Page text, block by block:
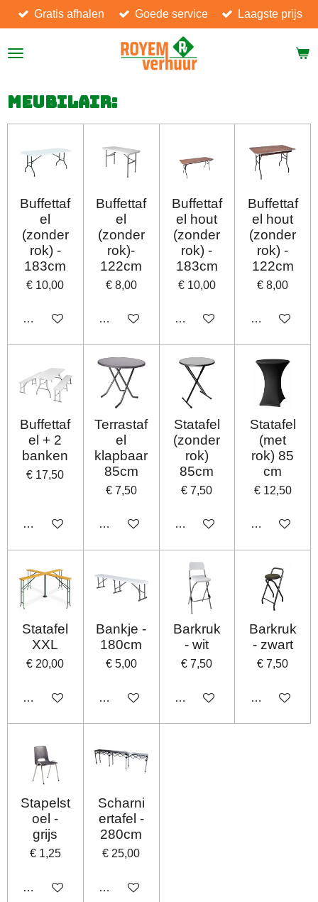
Ga
direct
naar
Gratis afhalen Goede service Laagste prijs
Meubilair:
Buffettaf
el
(zonder
rok) -
183cm
€ 10,00
In winkelwagen
Buffettaf
el
(zonder
rok)-
122cm
€ 8,00
In winkelwagen
Buffettaf
el hout
(zonder
rok) -
183cm
€ 10,00
In winkelwagen
Buffettaf
el hout
(zonder
rok) -
122cm
€ 8,00
In
Buffettaf
el + 2
banken
€ 17,50
In winkelwagen
Terrastaf
el
klapbaar
85cm
€ 7,50
In winkelwagen
Statafel
(zonder
rok)
85cm
€ 7,50
In winkelwagen
Statafel
(met
rok) 85
cm
€ 12,50
In
Statafel
XXL
€ 20,00
In winkelwagen
Bankje -
180cm
€ 5,00
In winkelwagen
Barkruk
- wit
€ 7,50
In winkelwagen
Barkruk
- zwart
€ 7,50
In
Stapelst
oel -
grijs
€ 1,25
In winkelwagen
Scharni
ertafel -
280cm
€ 25,00
In winkelwagen